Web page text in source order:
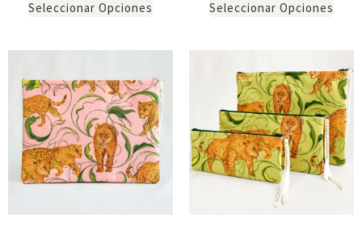
Seleccionar Opciones Seleccionar Opciones